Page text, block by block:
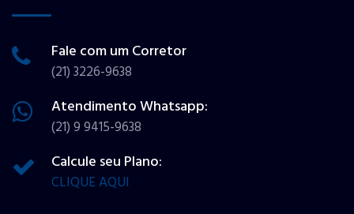
Fale com um Corretor
(21) 3226-9638
Atendimento Whatsapp:
(21) 9 9415-9638
Calcule seu Plano:
CLIQUE AQUI